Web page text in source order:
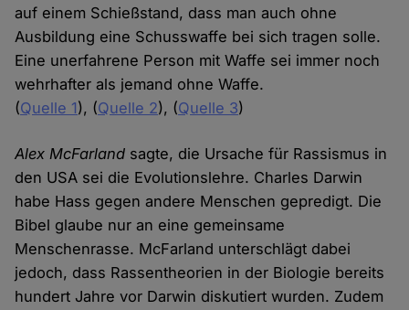
auf einem Schießstand, dass man auch ohne
Ausbildung eine Schusswaffe bei sich tragen solle.
Eine unerfahrene Person mit Waffe sei immer noch
wehrhafter als jemand ohne Waffe.
(Quelle 1), (Quelle 2), (Quelle 3)
Alex McFarland sagte, die Ursache für Rassismus in
den USA sei die Evolutionslehre. Charles Darwin
habe Hass gegen andere Menschen gepredigt. Die
Bibel glaube nur an eine gemeinsame
Menschenrasse. McFarland unterschlägt dabei
jedoch, dass Rassentheorien in der Biologie bereits
hundert Jahre vor Darwin diskutiert wurden. Zudem